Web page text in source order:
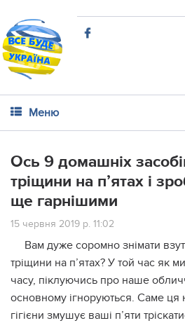
Меню
Ось 9 домашніх
тріщини на п’ятах і
ще гарнішими
15 червня 2019 р. 11:02
Вам дуже соромно знімати
тріщини на п’ятах? У той час як
часу, піклуючись про наше
основному ігноруються. Саме ця
гігієни змушує ваші п’яти